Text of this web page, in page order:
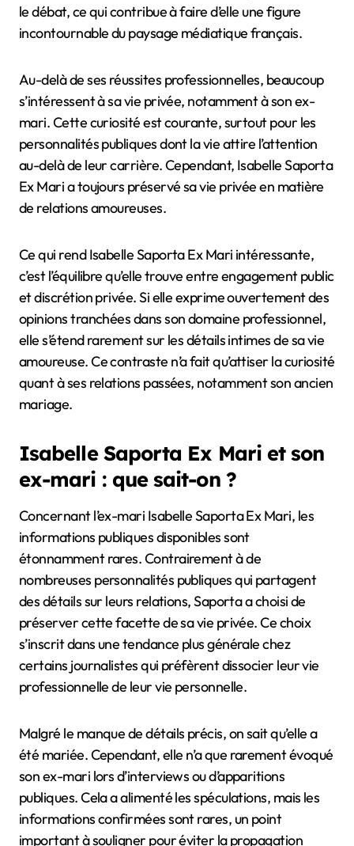
le débat, ce qui contribue à faire d’elle une figure
incontournable du paysage médiatique français.
Au-delà de ses réussites professionnelles, beaucoup
s’intéressent à sa vie privée, notamment à son ex-
mari. Cette curiosité est courante, surtout pour les
personnalités publiques dont la vie attire l’attention
au-delà de leur carrière. Cependant, Isabelle Saporta
Ex Mari a toujours préservé sa vie privée en matière
de relations amoureuses.
Ce qui rend Isabelle Saporta Ex Mari intéressante,
c’est l’équilibre qu’elle trouve entre engagement public
et discrétion privée. Si elle exprime ouvertement des
opinions tranchées dans son domaine professionnel,
elle s’étend rarement sur les détails intimes de sa vie
amoureuse. Ce contraste n’a fait qu’attiser la curiosité
quant à ses relations passées, notamment son ancien
mariage.
Isabelle Saporta Ex Mari et son
ex-mari : que sait-on ?
Concernant l’ex-mari Isabelle Saporta Ex Mari, les
informations publiques disponibles sont
étonnamment rares. Contrairement à de
nombreuses personnalités publiques qui partagent
des détails sur leurs relations, Saporta a choisi de
préserver cette facette de sa vie privée. Ce choix
s’inscrit dans une tendance plus générale chez
certains journalistes qui préfèrent dissocier leur vie
professionnelle de leur vie personnelle.
Malgré le manque de détails précis, on sait qu’elle a
été mariée. Cependant, elle n’a que rarement évoqué
son ex-mari lors d’interviews ou d’apparitions
publiques. Cela a alimenté les spéculations, mais les
informations confirmées sont rares, un point
important à souligner pour éviter la propagation